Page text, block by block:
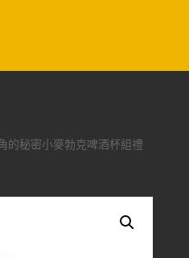
的秘密小麥勃克啤酒杯組禮